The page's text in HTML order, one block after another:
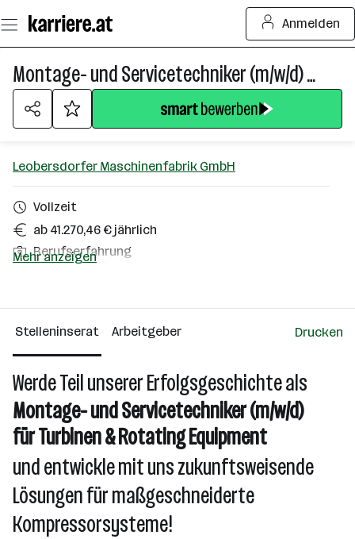
Seiteninhalt
springen
Anmelden
Montage- und Servicetechniker (m/w/d) für Turbinen & Rotating Equipment
Leobersdorfer Maschinenfabrik GmbH
Vollzeit
ab 41.270,46 € jährlich
Berufserfahrung
Über das Unternehmen
101 - 500 Mitarbeiter*innen
Leobersdorf
Mehr anzeigen
Stelleninserat Arbeitgeber Drucken
Werde Teil unserer Erfolgsgeschichte als
Montage- und Servicetechniker (m/w/d)
für Turbinen & Rotating Equipment
und entwickle mit uns zukunftsweisende
Lösungen für maßgeschneiderte
Kompressorsysteme!